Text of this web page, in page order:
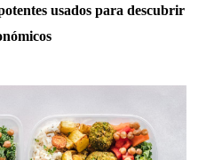
usados para descubrir